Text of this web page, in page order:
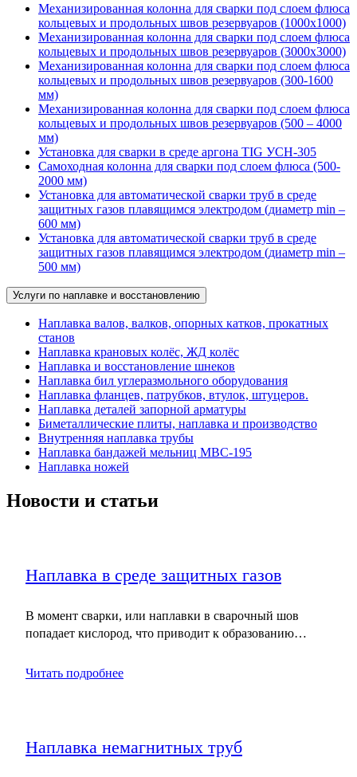
Механизированная колонна для сварки под слоем флюса
кольцевых и продольных швов резервуаров (1000х1000)
Механизированная колонна для сварки под слоем флюса
кольцевых и продольных швов резервуаров (3000х3000)
Механизированная колонна для сварки под слоем флюса
кольцевых и продольных швов резервуаров (300-1600
мм)
Механизированная колонна для сварки под слоем флюса
кольцевых и продольных швов резервуаров (500 – 4000
мм)
Установка для сварки в среде аргона TIG УСН-305
Самоходная колонна для сварки под слоем флюса (500-
2000 мм)
Установка для автоматической сварки труб в среде
защитных газов плавящимся электродом (диаметр min –
600 мм)
Установка для автоматической сварки труб в среде
защитных газов плавящимся электродом (диаметр min –
500 мм)
Услуги по наплавке и восстановлению
Наплавка валов, валков, опорных катков, прокатных
станов
Наплавка крановых колёс, ЖД колёс
Наплавка и восстановление шнеков
Наплавка бил углеразмольного оборудования
Наплавка фланцев, патрубков, втулок, штуцеров.
Наплавка деталей запорной арматуры
Биметаллические плиты, наплавка и производство
Внутренняя наплавка трубы
Наплавка бандажей мельниц МВС-195
Наплавка ножей
Новости и статьи
Наплавка в среде защитных газов
В момент сварки, или наплавки в сварочный шов
попадает кислород, что приводит к образованию…
Читать подробнее
Наплавка немагнитных труб